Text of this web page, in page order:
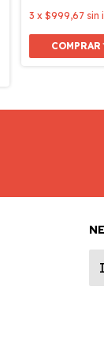
3 x $999,67 sin